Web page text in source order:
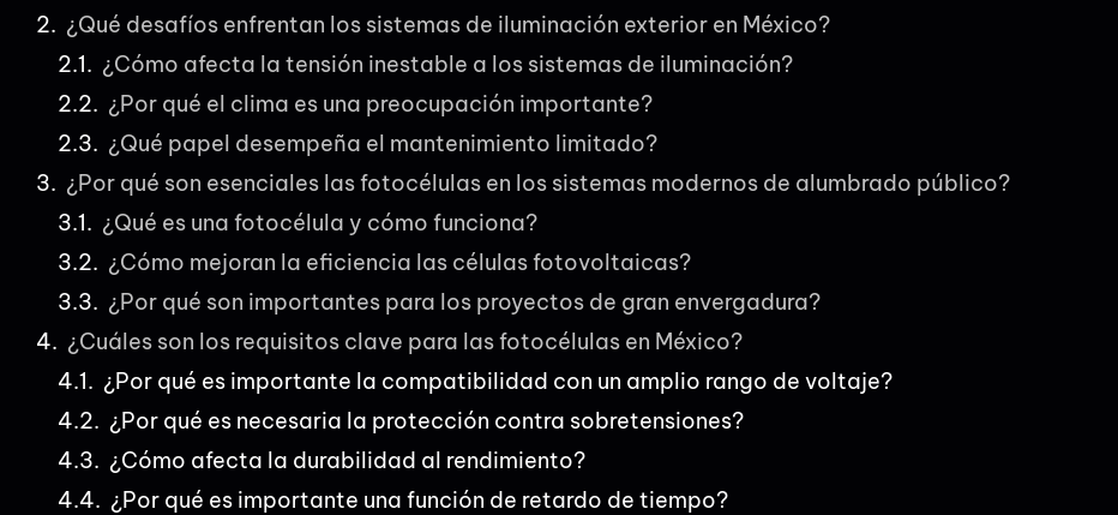
¿Qué desafíos enfrentan los sistemas de iluminación exterior en México?
¿Cómo afecta la tensión inestable a los sistemas de iluminación?
¿Por qué el clima es una preocupación importante?
¿Qué papel desempeña el mantenimiento limitado?
¿Por qué son esenciales las fotocélulas en los sistemas modernos de alumbrado público?
¿Qué es una fotocélula y cómo funciona?
¿Cómo mejoran la eficiencia las células fotovoltaicas?
¿Por qué son importantes para los proyectos de gran envergadura?
¿Cuáles son los requisitos clave para las fotocélulas en México?
¿Por qué es importante la compatibilidad con un amplio rango de voltaje?
¿Por qué es necesaria la protección contra sobretensiones?
¿Cómo afecta la durabilidad al rendimiento?
¿Por qué es importante una función de retardo de tiempo?